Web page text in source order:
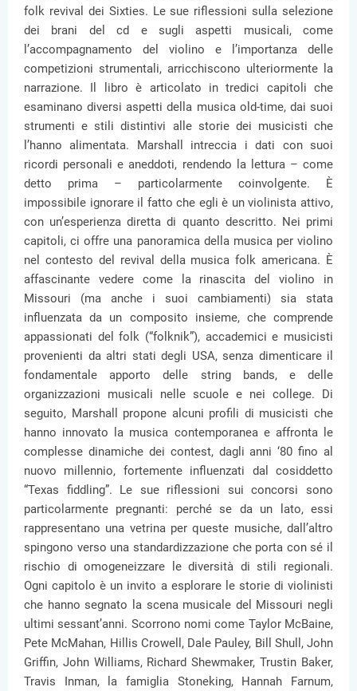
folk revival dei Sixties. Le sue riflessioni sulla selezione
dei brani del cd e sugli aspetti musicali, come
l’accompagnamento del violino e l’importanza delle
competizioni strumentali, arricchiscono ulteriormente la
narrazione. Il libro è articolato in tredici capitoli che
esaminano diversi aspetti della musica old-time, dai suoi
strumenti e stili distintivi alle storie dei musicisti che
l’hanno alimentata. Marshall intreccia i dati con suoi
ricordi personali e aneddoti, rendendo la lettura – come
detto prima – particolarmente coinvolgente. È
impossibile ignorare il fatto che egli è un violinista attivo,
con un’esperienza diretta di quanto descritto. Nei primi
capitoli, ci offre una panoramica della musica per violino
nel contesto del revival della musica folk americana. È
affascinante vedere come la rinascita del violino in
Missouri (ma anche i suoi cambiamenti) sia stata
influenzata da un composito insieme, che comprende
appassionati del folk (“folknik”), accademici e musicisti
provenienti da altri stati degli USA, senza dimenticare il
fondamentale apporto delle string bands, e delle
organizzazioni musicali nelle scuole e nei college. Di
seguito, Marshall propone alcuni profili di musicisti che
hanno innovato la musica contemporanea e affronta le
complesse dinamiche dei contest, dagli anni ‘80 fino al
nuovo millennio, fortemente influenzati dal cosiddetto
“Texas fiddling”. Le sue riflessioni sui concorsi sono
particolarmente pregnanti: perché se da un lato, essi
rappresentano una vetrina per queste musiche, dall’altro
spingono verso una standardizzazione che porta con sé il
rischio di omogeneizzare le diversità di stili regionali.
Ogni capitolo è un invito a esplorare le storie di violinisti
che hanno segnato la scena musicale del Missouri negli
ultimi sessant’anni. Scorrono nomi come Taylor McBaine,
Pete McMahan, Hillis Crowell, Dale Pauley, Bill Shull, John
Griffin, John Williams, Richard Shewmaker, Trustin Baker,
Travis Inman, la famiglia Stoneking, Hannah Farnum,